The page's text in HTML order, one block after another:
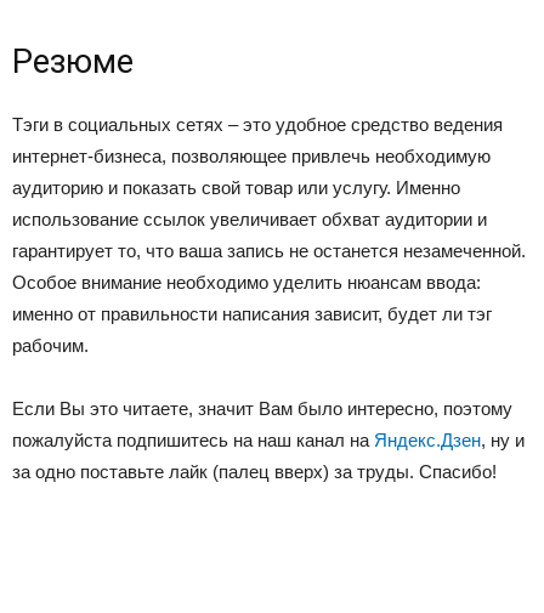
Резюме
Тэги в социальных сетях – это удобное средство ведения
интернет-бизнеса, позволяющее привлечь необходимую
аудиторию и показать свой товар или услугу. Именно
использование ссылок увеличивает обхват аудитории и
гарантирует то, что ваша запись не останется незамеченной.
Особое внимание необходимо уделить нюансам ввода:
именно от правильности написания зависит, будет ли тэг
рабочим.
Если Вы это читаете, значит Вам было интересно, поэтому
пожалуйста подпишитесь на наш канал на Яндекс.Дзен, ну и
за одно поставьте лайк (палец вверх) за труды. Спасибо!